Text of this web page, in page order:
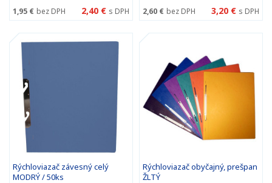
1,95 € bez DPH 2,40 € s DPH 2,60 € bez DPH 3,20 € s DPH
Rýchloviazač závesný celý
MODRÝ / 50ks
Rýchloviazač obyčajný, prešpan
ŽLTÝ